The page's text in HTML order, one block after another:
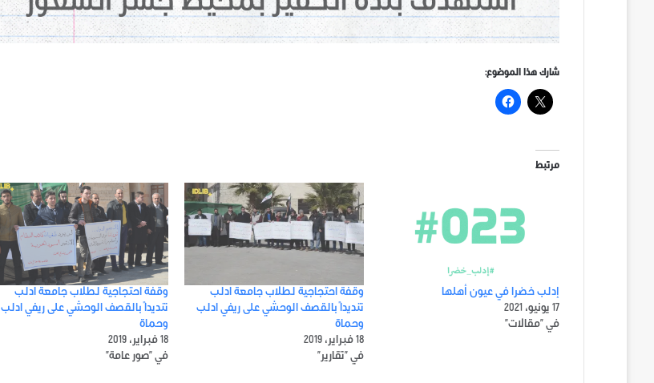
شارك هذا الموضوع:
مرتبط
إدلب خضرا في عيون أهلها
17 يونيو، 2021
في "مقالات"
وقفة احتجاجية لطلاب جامعة ادلب
تنديداً بالقصف الوحشي على ريفي ادلب
وحماة
18 فبراير، 2019
في "تقارير"
وقفة احتجاجية لطلاب جامعة ادلب
تنديداً بالقصف الوحشي على ريفي ادلب
وحماة
18 فبراير، 2019
في "صور عامة"